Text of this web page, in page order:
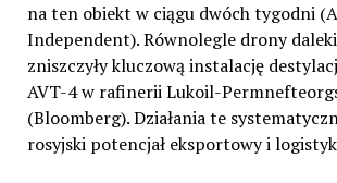
na ten obiekt w ciągu dwóch tygodni
Independent). Równolegle drony
zniszczyły kluczową instalację
AVT-4 w rafinerii Lukoil-
(Bloomberg). Działania te
rosyjski potencjał eksportowy i